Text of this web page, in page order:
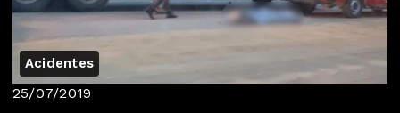
Acidentes
25/07/2019